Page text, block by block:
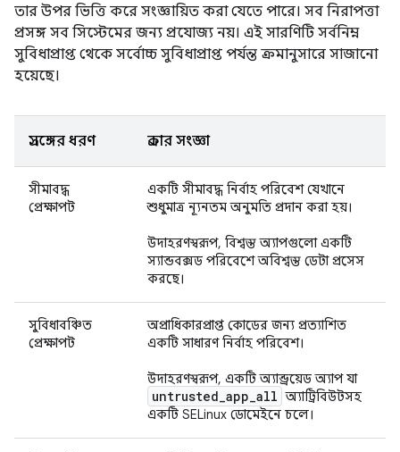
তার উপর ভিত্তি করে সংজ্ঞায়িত করা যেতে পারে। সব নিরাপত্তা
প্রসঙ্গ সব সিস্টেমের জন্য প্রযোজ্য নয়। এই সারণিটি সর্বনিম্ন
সুবিধাপ্রাপ্ত থেকে সর্বোচ্চ সুবিধাপ্রাপ্ত পর্যন্ত ক্রমানুসারে সাজানো
হয়েছে।
প্রসঙ্গের ধরণ প্রকার সংজ্ঞা
সীমাবদ্ধ
প্রেক্ষাপট
একটি সীমাবদ্ধ নির্বাহ পরিবেশ যেখানে
শুধুমাত্র ন্যূনতম অনুমতি প্রদান করা হয়।
উদাহরণস্বরূপ, বিশ্বস্ত অ্যাপগুলো একটি
স্যান্ডবক্সড পরিবেশে অবিশ্বস্ত ডেটা প্রসেস
করছে।
সুবিধাবঞ্চিত
প্রেক্ষাপট
অপ্রাধিকারপ্রাপ্ত কোডের জন্য প্রত্যাশিত
একটি সাধারণ নির্বাহ পরিবেশ।
উদাহরণস্বরূপ, একটি অ্যান্ড্রয়েড অ্যাপ যা
untrusted_app_all অ্যাট্রিবিউটসহ
একটি SELinux ডোমেইনে চলে।